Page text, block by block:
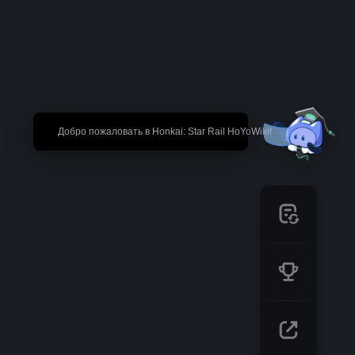
🎉 Добро пожаловать в Honkai: Star Rail HoYoWiki!